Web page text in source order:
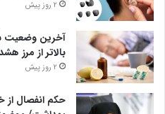
the-west-to-choose-iran-or-
ukraine
[9]:isis-online.org/uploads/iaea-
2 روز پیش
بالاتر از مرز
2 روز پیش
حکم انفصال از